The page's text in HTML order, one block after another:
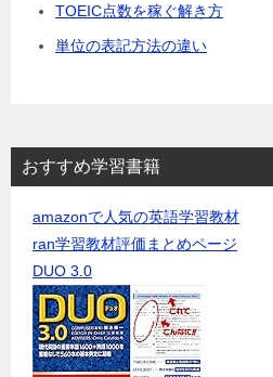
TOEIC点数を稼ぐ解き方
単位の表記方法の違い
おすすめ学習書籍
amazonで人気の英語学習教材
ran学習教材評価まとめページ
DUO 3.0